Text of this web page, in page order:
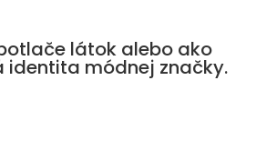
látok alebo ako
identita módnej značky.